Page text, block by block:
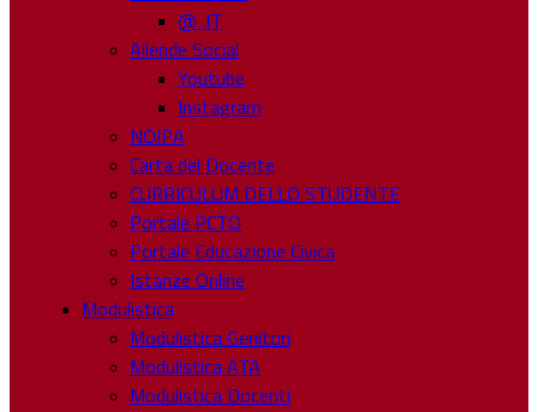
@ .IT
Allende Social
Youtube
Instagram
NOIPA
Carta del Docente
CURRICULUM DELLO STUDENTE
Portale PCTO
Portale Educazione Civica
Istanze Online
Modulistica
Modulistica Genitori
Modulistica ATA
Modulistica Docenti